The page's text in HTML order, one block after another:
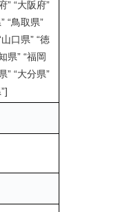
” “大阪府”
“鳥取県”
口県” “徳
県” “福岡
” “大分県”